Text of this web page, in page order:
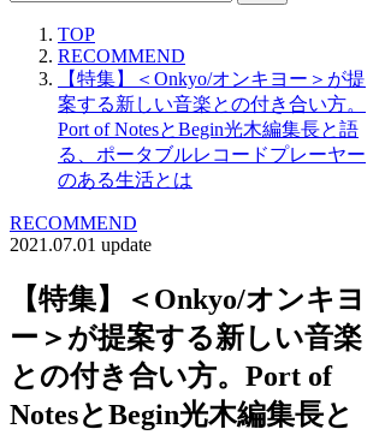
TOP
RECOMMEND
【特集】＜Onkyo/オンキヨー＞が提
案する新しい音楽との付き合い方。
Port of NotesとBegin光木編集長と語
る、ポータブルレコードプレーヤー
のある生活とは
RECOMMEND
2021.07.01 update
【特集】＜Onkyo/オンキヨ
ー＞が提案する新しい音楽
との付き合い方。Port of
NotesとBegin光木編集長と